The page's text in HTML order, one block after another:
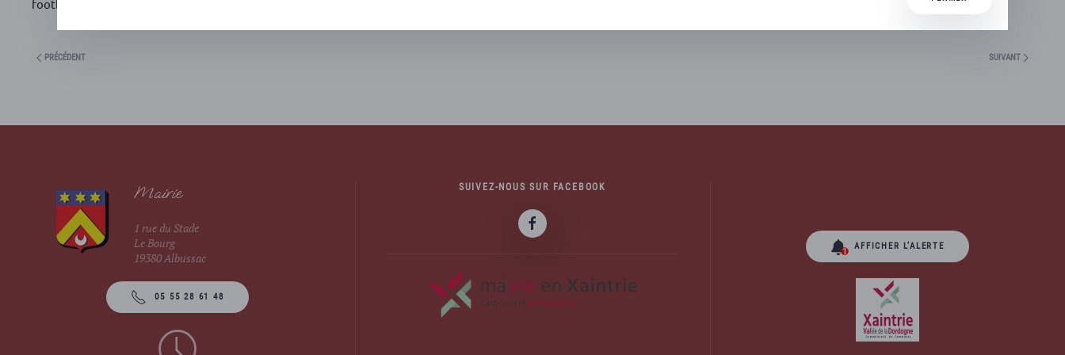
footballistique aux jeunes garçons et filles de la commune mais aussi des alentours. Le
PRÉCÉDENT SUIVANT
Mairie
1 rue du Stade
Le Bourg
19380 Albussac
05 55 28 61 48
SUIVEZ-NOUS SUR FACEBOOK
AFFICHER L’ALERTE